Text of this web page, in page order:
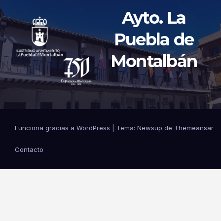
Ayto. La
Puebla de
Montalbán
Funciona gracias a WordPress Tema: Newsup de Themeansar
Contacto